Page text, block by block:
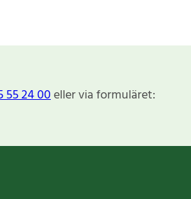
55 24 00eller via formuläret: